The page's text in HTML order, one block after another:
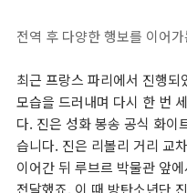
전역 후 다양한 행보를 이어
최근 프랑스 파리에서 진행
모습을 드러내며 다시 한 번
다. 진은 성화 봉송 공식 화이
습니다. 진은 리볼리 거리 교
이어간 뒤 루브르 박물관 앞
전달했죠. 이 때 방탄소년단